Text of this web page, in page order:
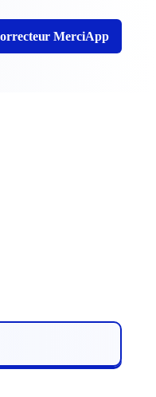
MerciApp